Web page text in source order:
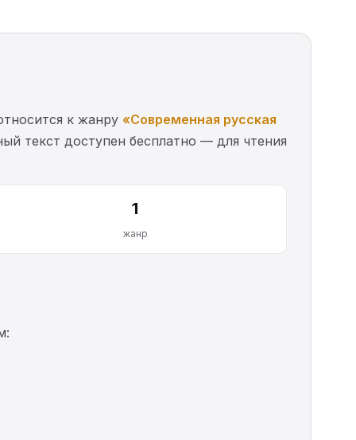
к жанру «Современная русская
текст доступен бесплатно — для чтения
1
жанр